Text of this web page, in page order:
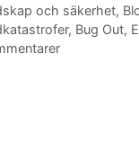
och säkerhet,
, Bug Out,